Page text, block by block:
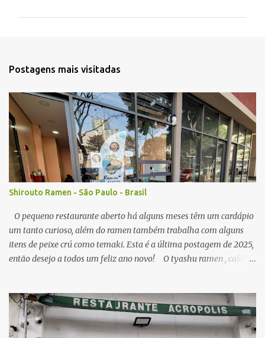
r
i
o
s
Postagens mais visitadas
Shirouto Ramen - São Paulo - Brasil
O pequeno restaurante aberto há alguns meses têm um cardápio
um tanto curioso, além do ramen também trabalha com alguns
itens de peixe crú como temaki. Esta é a última postagem de 2025,
então desejo a todos um feliz ano novo! O tyashu ramen , caldo
ponto de sal no caldo, algumas vezes estava perfeito, mas peguei o
caldo um pouco salgado demais. A qualidade do macarrão é
satisfatória, os pedaços de tyashu bons. Nota: 8/10 O combo de